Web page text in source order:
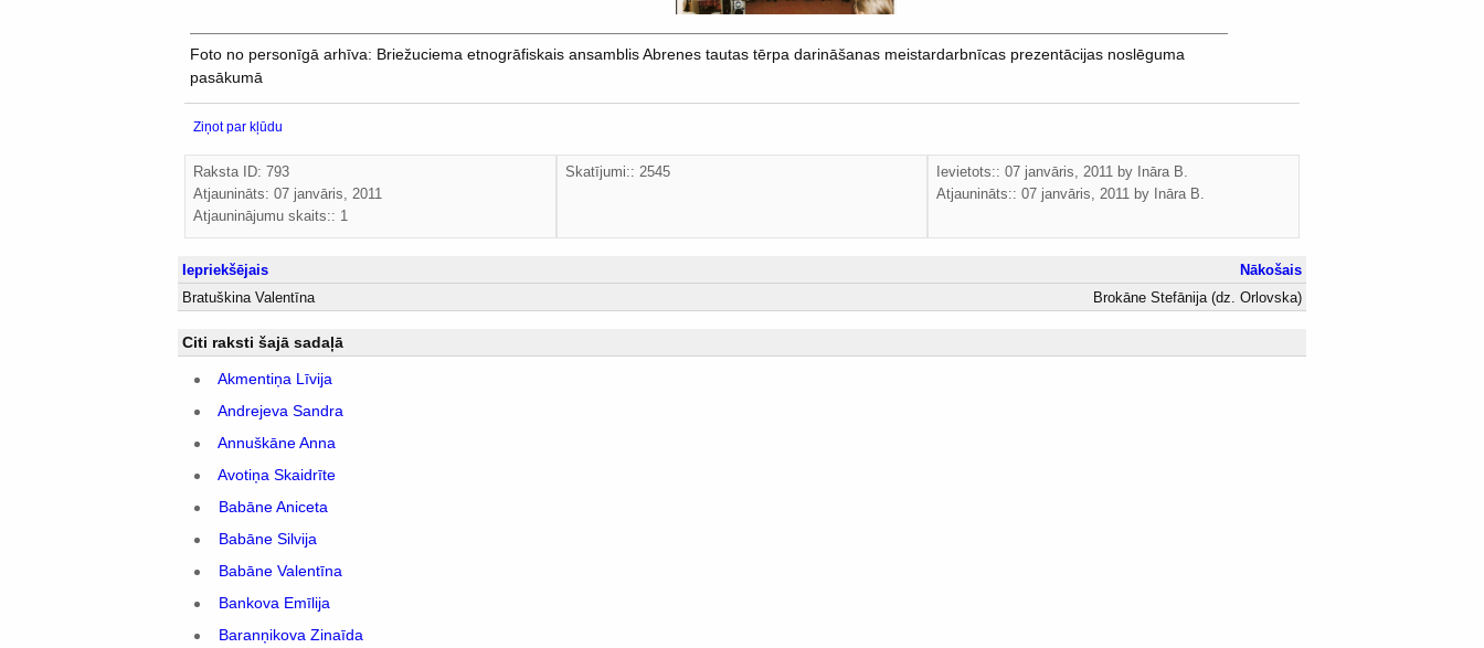
Foto no personīgā arhīva: Briežuciema etnogrāfiskais ansamblis Abrenes tautas tērpa darināšanas meistardarbnīcas prezentācijas noslēguma
pasākumā
Ziņot par kļūdu
Raksta ID: 793
Atjaunināts: 07 janvāris, 2011
Atjauninājumu skaits:: 1
Skatījumi:: 2545 Ievietots:: 07 janvāris, 2011 by Ināra B.
Atjaunināts::07 janvāris, 2011 by Ināra B.
Iepriekšējais
Nākošais
Bratuškina Valentīna
Brokāne Stefānija (dz. Orlovska)
Citi raksti šajā sadaļā
Akmentiņa Līvija
Andrejeva Sandra
Annuškāne Anna
Avotiņa Skaidrīte
Babāne Aniceta
Babāne Silvija
Babāne Valentīna
Bankova Emīlija
Baranņikova Zinaīda